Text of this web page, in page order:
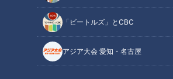
「ビートルズ」とCBC
アジア大会 愛知・名古屋